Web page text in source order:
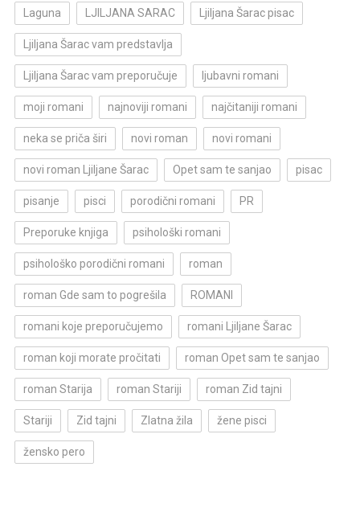
Laguna LJILJANA SARAC Ljiljana Šarac pisac
Ljiljana Šarac vam predstavlja
Ljiljana Šarac vam preporučuje ljubavni romani
moji romani najnoviji romani najčitaniji romani
neka se priča širi novi roman novi romani
novi roman Ljiljane Šarac Opet sam te sanjao pisac
pisanje pisci porodični romani PR
Preporuke knjiga psihološki romani
psihološko porodični romani roman
roman Gde sam to pogrešila ROMANI
romani koje preporučujemo romani Ljiljane Šarac
roman koji morate pročitati roman Opet sam te sanjao
roman Starija roman Stariji roman Zid tajni
Stariji Zid tajni Zlatna žila žene pisci
žensko pero